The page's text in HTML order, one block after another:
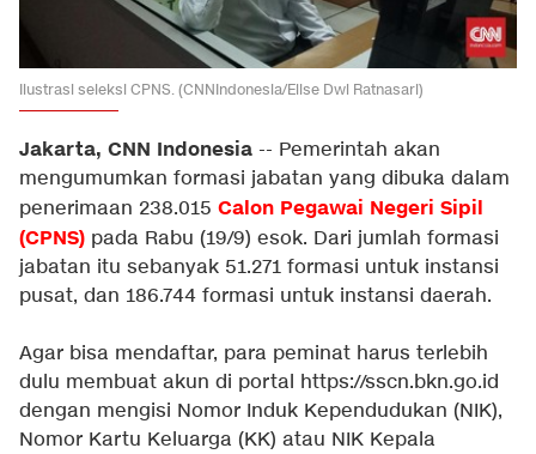
Ilustrasi seleksi CPNS. (CNNIndonesia/Elise Dwi Ratnasari)
Jakarta, CNN Indonesia -- Pemerintah akan
mengumumkan formasi jabatan yang dibuka dalam
penerimaan 238.015 Calon Pegawai Negeri Sipil
(CPNS) pada Rabu (19/9) esok. Dari jumlah formasi
jabatan itu sebanyak 51.271 formasi untuk instansi
pusat, dan 186.744 formasi untuk instansi daerah.
Agar bisa mendaftar, para peminat harus terlebih
dulu membuat akun di portal https://sscn.bkn.go.id
dengan mengisi Nomor Induk Kependudukan (NIK),
Nomor Kartu Keluarga (KK) atau NIK Kepala